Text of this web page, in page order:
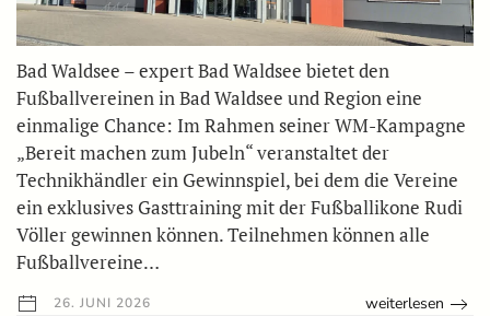
Bad Waldsee – expert Bad Waldsee bietet den
Fußballvereinen in Bad Waldsee und Region eine
einmalige Chance: Im Rahmen seiner WM-Kampagne
„Bereit machen zum Jubeln“ veranstaltet der
Technikhändler ein Gewinnspiel, bei dem die Vereine
ein exklusives Gasttraining mit der Fußballikone Rudi
Völler gewinnen können. Teilnehmen können alle
Fußballvereine…
26. JUNI 2026 weiterlesen